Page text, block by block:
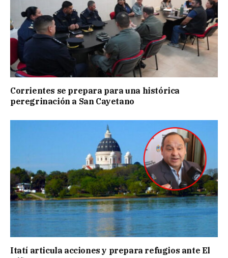
Corrientes se prepara para una histórica
peregrinación a San Cayetano
Itatí articula acciones y prepara refugios ante El